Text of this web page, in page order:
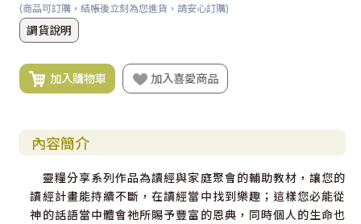
(商品可訂購，結帳後立刻為您進貨，請安心訂購)
調貨說明
加入購物車 加入喜愛商品
內容簡介
靈糧分享系列作品為讀經與家庭聚會的輔助教材，讓您的
讀經計畫能持續不斷，在讀經當中找到樂趣；這樣您必能從
神的話語當中體會祂所賜予豐富的恩典，同時個人的生命也